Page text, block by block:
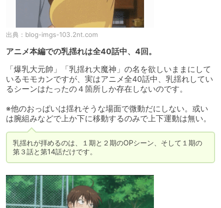
出典： blog-imgs-103.2nt.com
アニメ本編での乳揺れは全40話中、4回。
「爆乳大元帥」「乳揺れ大魔神」の名を欲しいままにして
いるモモカンですが、実はアニメ全40話中、乳揺れしてい
るシーンはたったの４箇所しか存在しないのです。
※他のおっぱいは揺れそうな場面で微動だにしない。或い
は腕組みなどで上か下に移動するのみで上下運動は無い。
乳揺れが拝めるのは、１期と２期のOPシーン、そして１期の
第３話と第14話だけです。